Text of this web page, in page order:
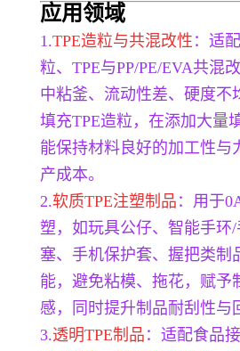
应用领域
1.TPE造粒与共混改性 ：适
粒、TPE与PP/PE/EVA共混
中粘釜、流动性差、硬度不
填充TPE造粒，在添加大量
能保持材料良好的加工性与
产成本。
2.软质TPE注塑制品 ：用于
塑，如玩具公仔、智能手环
塞、手机保护套、握把类制
能，避免粘模、拖花，赋予
感，同时提升制品耐刮性与
3.透明TPE制品 ：适配食品